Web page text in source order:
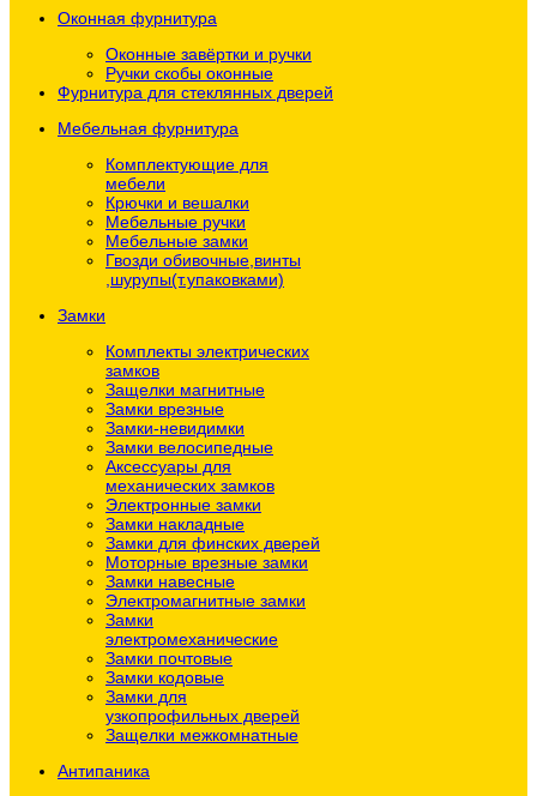
Оконная фурнитура
Оконные завёртки и ручки
Ручки скобы оконные
Фурнитура для стеклянных дверей
Мебельная фурнитура
Комплектующие для
мебели
Крючки и вешалки
Мебельные ручки
Мебельные замки
Гвозди обивочные,винты
,шурупы(т.упаковками)
Замки
Комплекты электрических
замков
Защелки магнитные
Замки врезные
Замки-невидимки
Замки велосипедные
Аксессуары для
механических замков
Электронные замки
Замки накладные
Замки для финских дверей
Моторные врезные замки
Замки навесные
Электромагнитные замки
Замки
электромеханические
Замки почтовые
Замки кодовые
Замки для
узкопрофильных дверей
Защелки межкомнатные
Антипаника